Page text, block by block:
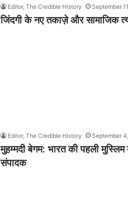
Editor, The Credible History September
जिंदगी के नए तकाज़े और सामाजिक
Editor, The Credible History September
मुहम्मदी बेगम: भारत की पहली मुस्लिम
संपादक